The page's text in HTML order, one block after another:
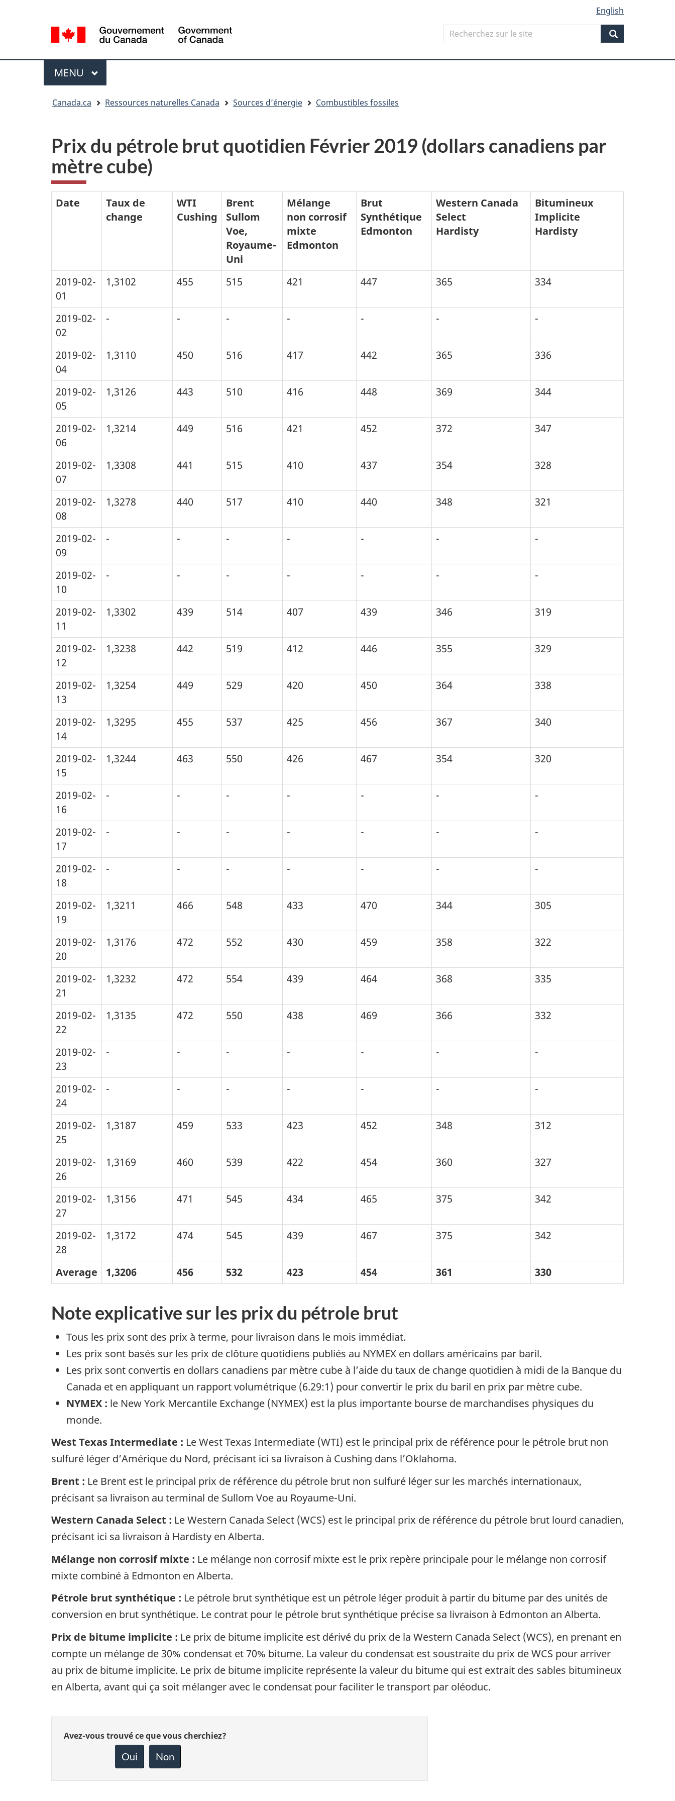
HTML
de
la
langue
selection
English
Search
Recherchez
sur
Search
Menu
MENU PRINCIPAL
Canada.ca Ressources naturelles Canada Sources d’énergie Combustibles fossiles
Prix du pétrole brut quotidien Février 2019 (dollars canadiens par
mètre cube)
Date
Taux de
change
WTI
Cushing
Brent
Sullom
Voe,
Royaume-
Uni
Mélange
non corrosif
mixte
Edmonton
Brut
Synthétique
Edmonton
Western Canada
Select
Hardisty
Bitumineux
Implicite
Hardisty
2019-02-
01
1,3102 455 515 421 447 365 334
2019-02-
02
- - - - - - -
2019-02-
04
1,3110 450 516 417 442 365 336
2019-02-
05
1,3126 443 510 416 448 369 344
2019-02-
06
1,3214 449 516 421 452 372 347
2019-02-
07
1,3308 441 515 410 437 354 328
2019-02-
08
1,3278 440 517 410 440 348 321
2019-02-
09
- - - - - - -
2019-02-
10
- - - - - - -
2019-02-
11
1,3302 439 514 407 439 346 319
2019-02-
12
1,3238 442 519 412 446 355 329
2019-02-
13
1,3254 449 529 420 450 364 338
2019-02-
14
1,3295 455 537 425 456 367 340
2019-02-
15
1,3244 463 550 426 467 354 320
2019-02-
16
- - - - - - -
2019-02-
17
- - - - - - -
2019-02-
18
- - - - - - -
2019-02-
19
1,3211 466 548 433 470 344 305
2019-02-
20
1,3176 472 552 430 459 358 322
2019-02-
21
1,3232 472 554 439 464 368 335
2019-02-
22
1,3135 472 550 438 469 366 332
2019-02-
23
- - - - - - -
2019-02-
24
- - - - - - -
2019-02-
25
1,3187 459 533 423 452 348 312
2019-02-
26
1,3169 460 539 422 454 360 327
2019-02-
27
1,3156 471 545 434 465 375 342
2019-02-
28
1,3172 474 545 439 467 375 342
Average 1,3206 456 532 423 454 361 330
Note explicative sur les prix du pétrole brut
Tous les prix sont des prix à terme, pour livraison dans le mois immédiat.
Les prix sont basés sur les prix de clôture quotidiens publiés au NYMEX en dollars américains par baril.
Les prix sont convertis en dollars canadiens par mètre cube à l’aide du taux de change quotidien à midi de la Banque du
Canada et en appliquant un rapport volumétrique (6.29:1) pour convertir le prix du baril en prix par mètre cube.
NYMEX : le New York Mercantile Exchange (NYMEX) est la plus importante bourse de marchandises physiques du
monde.
West Texas Intermediate : Le West Texas Intermediate (WTI) est le principal prix de référence pour le pétrole brut non
sulfuré léger d’Amérique du Nord, précisant ici sa livraison à Cushing dans l’Oklahoma.
Brent : Le Brent est le principal prix de référence du pétrole brut non sulfuré léger sur les marchés internationaux,
précisant sa livraison au terminal de Sullom Voe au Royaume-Uni.
Western Canada Select : Le Western Canada Select (WCS) est le principal prix de référence du pétrole brut lourd canadien,
précisant ici sa livraison à Hardisty en Alberta.
Mélange non corrosif mixte : Le mélange non corrosif mixte est le prix repère principale pour le mélange non corrosif
mixte combiné à Edmonton en Alberta.
Pétrole brut synthétique : Le pétrole brut synthétique est un pétrole léger produit à partir du bitume par des unités de
conversion en brut synthétique. Le contrat pour le pétrole brut synthétique précise sa livraison à Edmonton an Alberta.
Prix de bitume implicite : Le prix de bitume implicite est dérivé du prix de la Western Canada Select (WCS), en prenant en
compte un mélange de 30% condensat et 70% bitume. La valeur du condensat est soustraite du prix de WCS pour arriver
au prix de bitume implicite. Le prix de bitume implicite représente la valeur du bitume qui est extrait des sables bitumineux
en Alberta, avant qui ça soit mélanger avec le condensat pour faciliter le transport par oléoduc.
Donnez
Avez-vous trouvé ce que vous cherchiez?
Oui Non